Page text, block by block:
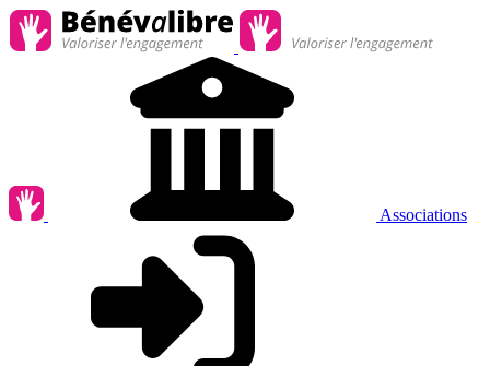
Associations